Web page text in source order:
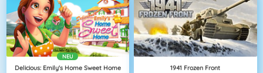
NEU
Delicious: Emily's Home Sweet Home 1941 Frozen Front